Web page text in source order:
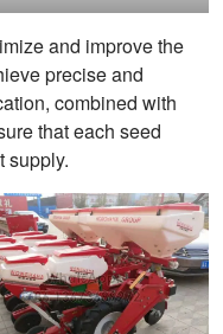
and improve the
precise and
combined with
that each seed
supply.